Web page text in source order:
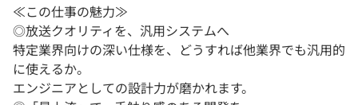
≪この仕事の魅力≫
◎放送クオリティを、汎用システムへ
特定業界向けの深い仕様を、どうすれば他業界でも汎用的
に使えるか。
エンジニアとしての設計力が磨かれます。